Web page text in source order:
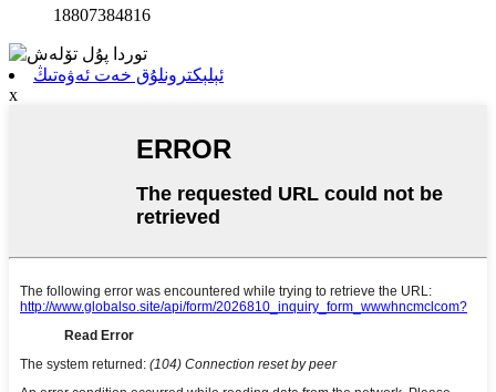
18807384816
ئېلېكترونلۇق خەت ئەۋەتىڭ
x